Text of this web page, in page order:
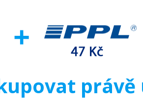
právě